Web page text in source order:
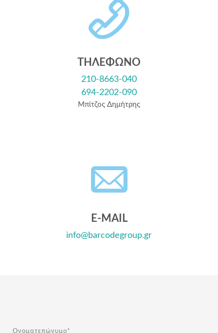
ΤΗΛΕΦΩΝΟ
210-8663-040
694-2202-090
Μπίτζος Δημήτρης
E-MAIL
info@barcodegroup.gr